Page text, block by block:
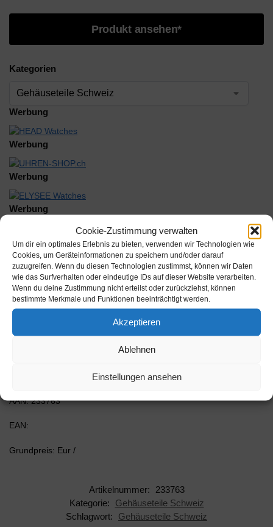
Cookie-Zustimmung verwalten
Um dir ein optimales Erlebnis zu bieten, verwenden wir Technologien wie
Cookies, um Geräteinformationen zu speichern und/oder darauf
zuzugreifen. Wenn du diesen Technologien zustimmst, können wir Daten
wie das Surfverhalten oder eindeutige IDs auf dieser Website verarbeiten.
Wenn du deine Zustimmung nicht erteilst oder zurückziehst, können
bestimmte Merkmale und Funktionen beeinträchtigt werden.
Akzeptieren
Ablehnen
Einstellungen ansehen
Produkt ansehen*
Kategorien
Werbung
Werbung
Werbung
Werbung
Beschreibung
Eterna 8515.41 Faltschloß f Lederb 18mm
Hersteller: Rudolf Flume Technik GmbH
AAN: 233763
EAN:
Grundpreis: Eur /
Artikelnummer:
233763
Kategorie:
Gehäuseteile Schweiz
Schlagwort:
Gehäuseteile Schweiz